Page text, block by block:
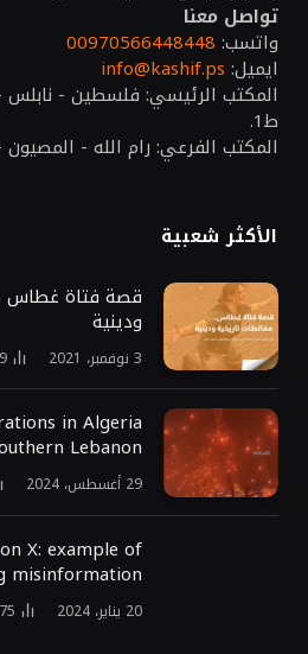
تواصل معنا
واتسب: 00970566448448
ايميل: info@kashif.ps
المكتب الرئيسي: فلسطين - نابلس
ط1.
المكتب الفرعي: رام الله - المصيون
الأكثر شعبية
قصة فتاة غطاس
ودينية
3 نوفمبر، 2021
in Algeria
Lebanon
29 أغسطس، 2024
X: example of
misinformation
20 يناير، 2024